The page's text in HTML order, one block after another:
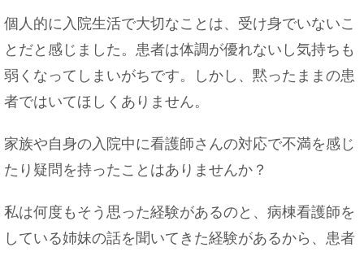
個人的に入院生活で大切なことは、受け身でいないこ
とだと感じました。患者は体調が優れないし気持ちも
弱くなってしまいがちです。しかし、黙ったままの患
者ではいてほしくありません。
家族や自身の入院中に看護師さんの対応で不満を感じ
たり疑問を持ったことはありませんか？
私は何度もそう思った経験があるのと、病棟看護師を
している姉妹の話を聞いてきた経験があるから、患者